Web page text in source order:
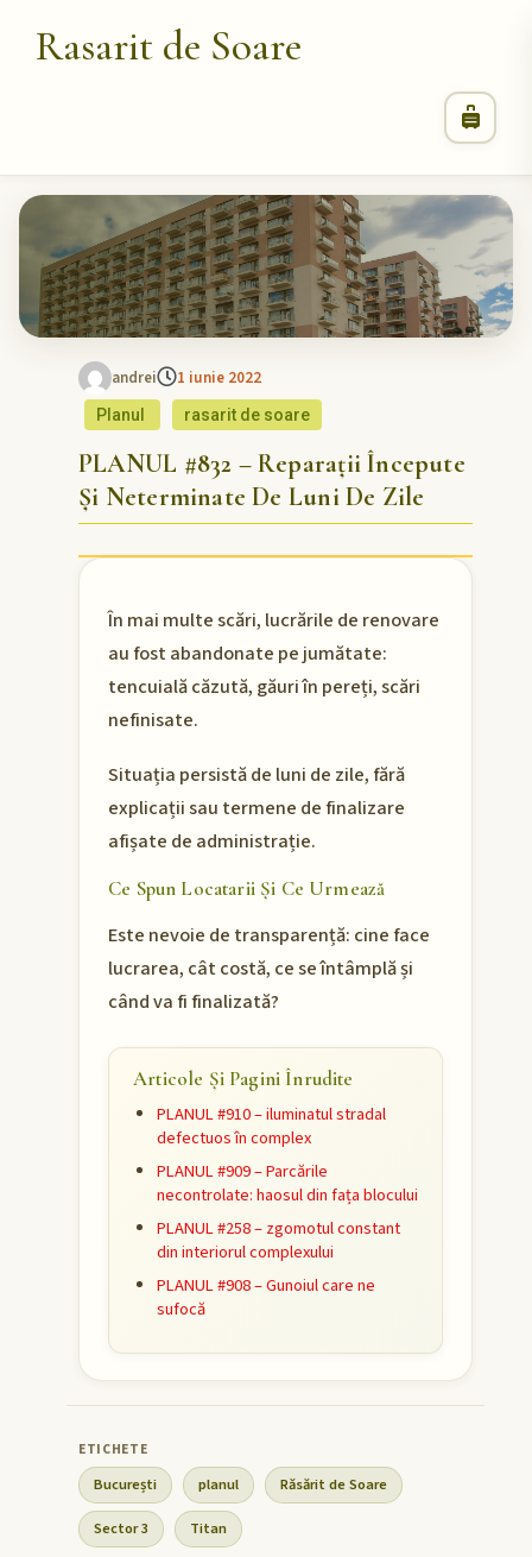
Rasarit de Soare
andrei 1 iunie 2022
Planul rasarit de soare
PLANUL #832 – Reparații Începute
Și Neterminate De Luni De Zile
În mai multe scări, lucrările de renovare
au fost abandonate pe jumătate:
tencuială căzută, găuri în pereți, scări
nefinisate.
Situația persistă de luni de zile, fără
explicații sau termene de finalizare
afișate de administrație.
Ce Spun Locatarii Și Ce Urmează
Este nevoie de transparență: cine face
lucrarea, cât costă, ce se întâmplă și
când va fi finalizată?
Articole Și Pagini Înrudite
PLANUL #910 – iluminatul stradal
defectuos în complex
PLANUL #909 – Parcările
necontrolate: haosul din fața blocului
PLANUL #258 – zgomotul constant
din interiorul complexului
PLANUL #908 – Gunoiul care ne
sufocă
București planul Răsărit de Soare
Sector 3 Titan